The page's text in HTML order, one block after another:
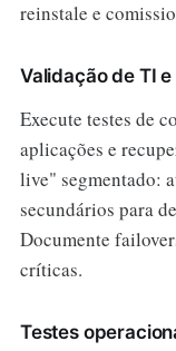
reinstale e
Validação de TI
Execute testes de
aplicações e
live" segmentado:
secundários para
Documente
críticas.
Testes